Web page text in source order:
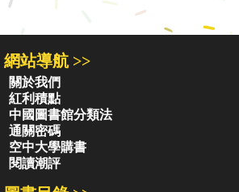
網站導航 >>
關於我們
紅利積點
中國圖書館分類法
通關密碼
空中大學購書
閱讀潮評